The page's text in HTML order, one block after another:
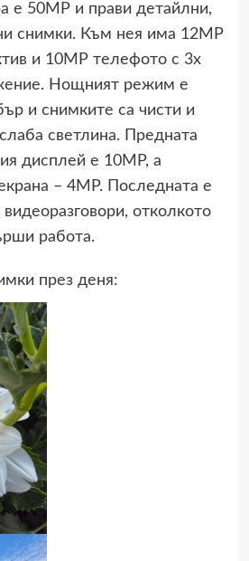
е 50MP и прави детайлни,
снимки. Към нея има 12MP
и 10MP телефото с 3x
Нощният режим е
и снимките са чисти и
светлина. Предната
дисплей е 10MP, а
– 4MP. Последната е
отколкото
работа.
през деня: